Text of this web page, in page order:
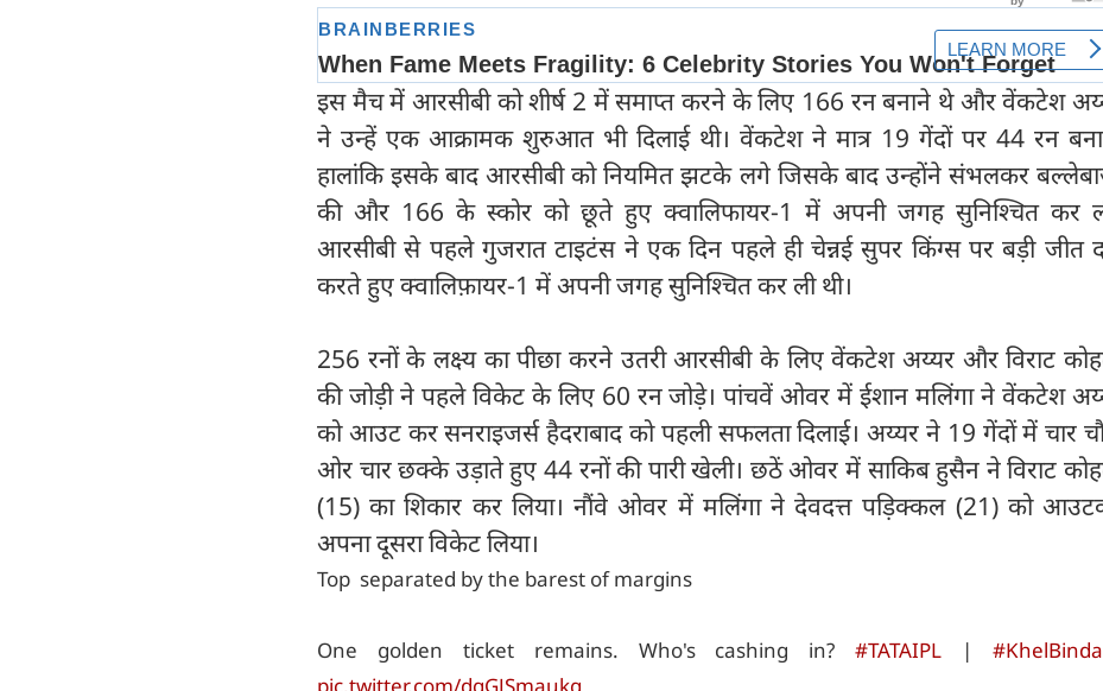
इस मैच में आरसीबी को शीर्ष 2 में समाप्त करने के लिए 166 रन बनाने थे और वेंकटेश
ने उन्हें एक आक्रामक शुरुआत भी दिलाई थी। वेंकटेश ने मात्र 19 गेंदों पर 44 रन
हालांकि इसके बाद आरसीबी को नियमित झटके लगे जिसके बाद उन्होंने संभलकर
की और 166 के स्कोर को छूते हुए क्वालिफायर-1 में अपनी जगह सुनिश्चित कर
आरसीबी से पहले गुजरात टाइटंस ने एक दिन पहले ही चेन्नई सुपर किंग्स पर बड़ी जीत
करते हुए क्वालिफ़ायर-1 में अपनी जगह सुनिश्चित कर ली थी।
256 रनों के लक्ष्य का पीछा करने उतरी आरसीबी के लिए वेंकटेश अय्यर और विराट
की जोड़ी ने पहले विकेट के लिए 60 रन जोड़े। पांचवें ओवर में ईशान मलिंगा ने वेंकटेश
को आउट कर सनराइजर्स हैदराबाद को पहली सफलता दिलाई। अय्यर ने 19 गेंदों में चार
ओर चार छक्के उड़ाते हुए 44 रनों की पारी खेली। छठें ओवर में साकिब हुसैन ने विराट
(15) का शिकार कर लिया। नौंवे ओवर में मलिंगा ने देवदत्त पड़िक्कल (21) को
अपना दूसरा विकेट लिया।
Top separated by the barest of margins
One golden ticket remains. Who's cashing in?#TATAIPL |
pic.twitter.com/dgGJSmaukg